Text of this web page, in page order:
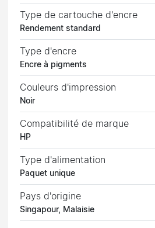
Type de cartouche d'encre
Rendement standard
Type d'encre
Encre à pigments
Couleurs d'impression
Noir
Compatibilité de marque
HP
Type d'alimentation
Paquet unique
Pays d'origine
Singapour, Malaisie